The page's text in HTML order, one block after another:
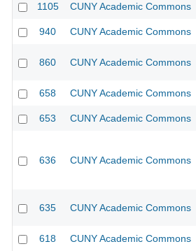
1105 CUNY Academic Commons
940 CUNY Academic Commons
860 CUNY Academic Commons
658 CUNY Academic Commons
653 CUNY Academic Commons
636 CUNY Academic Commons
635 CUNY Academic Commons
618 CUNY Academic Commons